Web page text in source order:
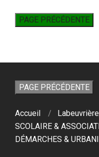
Accueil
SCOLAIRE &
DÉMARCHES &